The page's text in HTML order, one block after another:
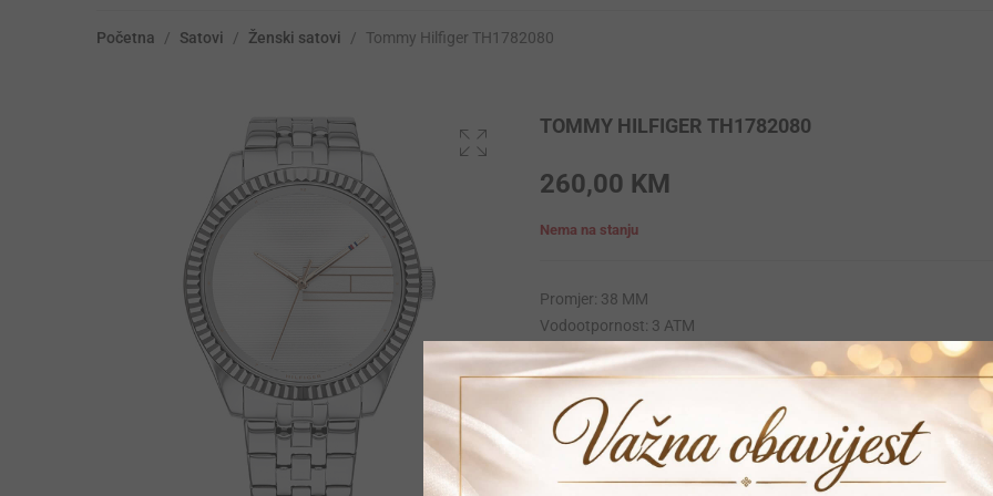
Početna / Satovi / Ženski satovi / Tommy Hilfiger TH1782080
TOMMY HILFIGER TH1782080
260,00 KM
Nema na stanju
Promjer: 38 MM
Vodootpornost: 3 ATM
Krunica: Obicna
Materija narukvice: Stainless-steel
Materijal kucista: Stainless-steel
Mehanizam: Quartz
Garancija: 24 mjeseca
Vrijeme dostave: 1-2 dana